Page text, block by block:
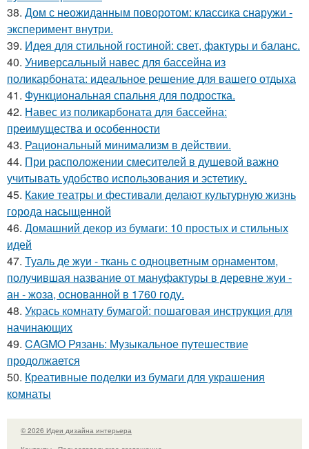
38. Дом с неожиданным поворотом: классика снаружи -
эксперимент внутри.
39. Идея для стильной гостиной: свет, фактуры и баланс.
40. Универсальный навес для бассейна из
поликарбоната: идеальное решение для вашего отдыха
41. Функциональная спальня для подростка.
42. Навес из поликарбоната для бассейна:
преимущества и особенности
43. Рациональный минимализм в действии.
44. При расположении смесителей в душевой важно
учитывать удобство использования и эстетику.
45. Какие театры и фестивали делают культурную жизнь
города насыщенной
46. Домашний декор из бумаги: 10 простых и стильных
идей
47. Туаль де жуи - ткань с одноцветным орнаментом,
получившая название от мануфактуры в деревне жуи -
ан - жоза, основанной в 1760 году.
48. Укрась комнату бумагой: пошаговая инструкция для
начинающих
49. CAGMO Рязань: Музыкальное путешествие
продолжается
50. Креативные поделки из бумаги для украшения
комнаты
© 2026 Идеи дизайна интерьера